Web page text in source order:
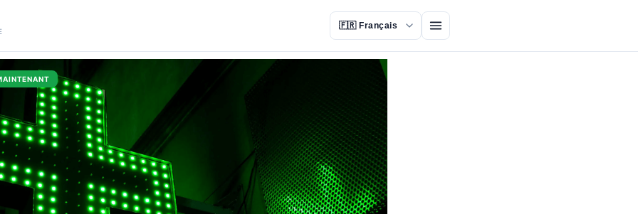
Ouvrir le menu